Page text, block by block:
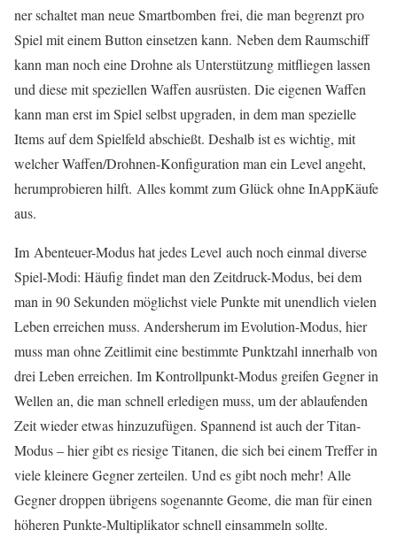
ner schaltet man neue Smartbomben frei, die man begrenzt pro
Spiel mit einem Button einsetzen kann. Neben dem Raumschiff
kann man noch eine Drohne als Unterstützung mitfliegen lassen
und diese mit speziellen Waffen ausrüsten. Die eigenen Waffen
kann man erst im Spiel selbst upgraden, in dem man spezielle
Items auf dem Spielfeld abschießt. Deshalb ist es wichtig, mit
welcher Waffen/Drohnen-Konfiguration man ein Level angeht,
herumprobieren hilft. Alles kommt zum Glück ohne InAppKäufe
aus.
Im Abenteuer-Modus hat jedes Level auch noch einmal diverse
Spiel-Modi: Häufig findet man den Zeitdruck-Modus, bei dem
man in 90 Sekunden möglichst viele Punkte mit unendlich vielen
Leben erreichen muss. Andersherum im Evolution-Modus, hier
muss man ohne Zeitlimit eine bestimmte Punktzahl innerhalb von
drei Leben erreichen. Im Kontrollpunkt-Modus greifen Gegner in
Wellen an, die man schnell erledigen muss, um der ablaufenden
Zeit wieder etwas hinzuzufügen. Spannend ist auch der Titan-
Modus – hier gibt es riesige Titanen, die sich bei einem Treffer in
viele kleinere Gegner zerteilen. Und es gibt noch mehr! Alle
Gegner droppen übrigens sogenannte Geome, die man für einen
höheren Punkte-Multiplikator schnell einsammeln sollte.